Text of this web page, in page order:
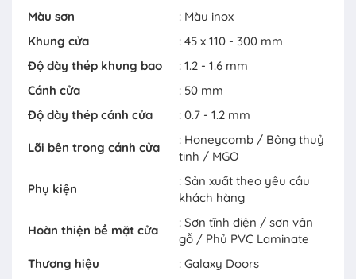
Màu sơn
: Màu inox
Khung cửa
: 45 x 110 - 300 mm
Độ dày thép khung bao
: 1.2 - 1.6 mm
Cánh cửa
: 50 mm
Độ dày thép cánh cửa
: 0.7 - 1.2 mm
Lõi bên trong cánh cửa
: Honeycomb / Bông thuỷ
tinh / MGO
Phụ kiện
: Sản xuất theo yêu cầu
khách hàng
Hoàn thiện bề mặt cửa
: Sơn tĩnh điện / sơn vân
gỗ / Phủ PVC Laminate
Thương hiệu
: Galaxy Doors